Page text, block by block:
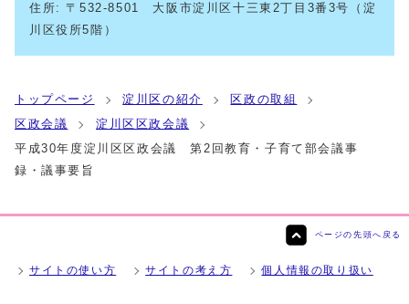
住所: 〒532-8501 大阪市淀川区十三東2丁目3番3号（淀
川区役所5階）
トップページ 淀川区の紹介
区政の取組
区政会議
淀川区区政会議
平成30年度淀川区区政会議 第2回教育・子育て部会議事
録・議事要旨
ページの先頭へ戻る
サイトの使い方 サイトの考え方 個人情報の取り扱い